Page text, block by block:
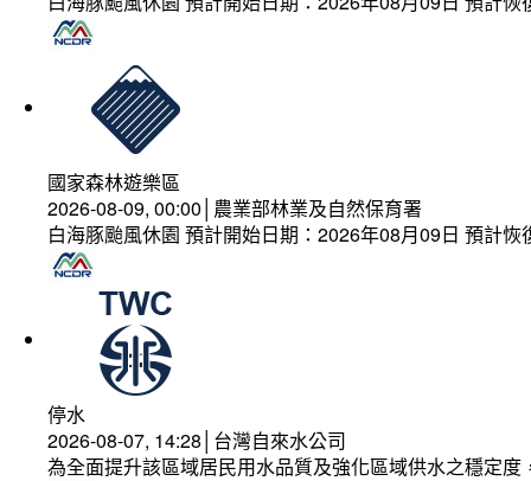
國家森林遊樂區
2026-08-09, 00:00│農業部林業及自然保育署
白海豚颱風休園 預計開始日期：2026年08月09日 預計
停水
2026-08-07, 14:28│台灣自來水公司
為全面提升該區域居民用水品質及強化區域供水之穩定